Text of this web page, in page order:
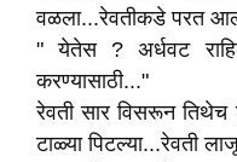
वळला...रेवतीकडे परत
" येतेस ? अर्धवट
करण्यासाठी..."
रेवती सार विसरून तिथेच
टाळ्या पिटल्या...रेवती